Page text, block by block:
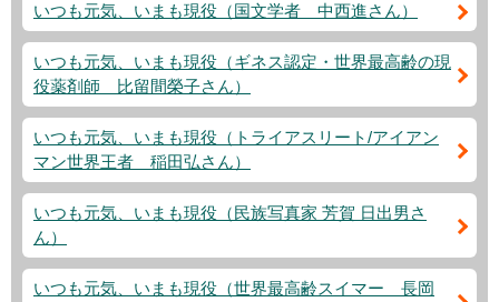
いつも元気、いまも現役（国文学者 中西進さん）
いつも元気、いまも現役（ギネス認定・世界最高齢の現
役薬剤師 比留間榮子さん）
いつも元気、いまも現役（トライアスリート/アイアン
マン世界王者 稲田弘さん）
いつも元気、いまも現役（民族写真家 芳賀 日出男さ
ん）
いつも元気、いまも現役（世界最高齢スイマー 長岡